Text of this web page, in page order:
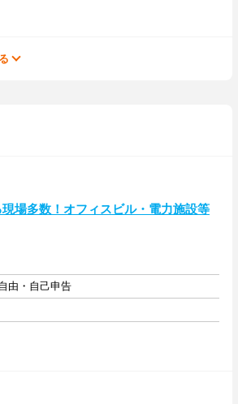
場多数！オフィスビル・電力施設等
由・自己申告